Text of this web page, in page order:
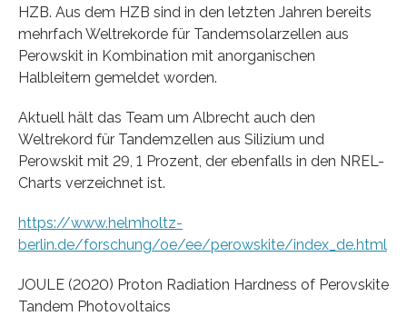
HZB. Aus dem HZB sind in den letzten Jahren bereits
mehrfach Weltrekorde für Tandemsolarzellen aus
Perowskit in Kombination mit anorganischen
Halbleitern gemeldet worden.
Aktuell hält das Team um Albrecht auch den
Weltrekord für Tandemzellen aus Silizium und
Perowskit mit 29, 1 Prozent, der ebenfalls in den NREL-
Charts verzeichnet ist.
https://www.helmholtz-
berlin.de/forschung/oe/ee/perowskite/index_de.html
JOULE (2020) Proton Radiation Hardness of Perovskite
Tandem Photovoltaics